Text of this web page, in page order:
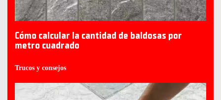
Cómo calcular la cantidad de baldosas por
metro cuadrado
Trucos y consejos